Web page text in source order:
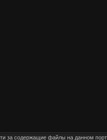
за содержащие файлы на данном